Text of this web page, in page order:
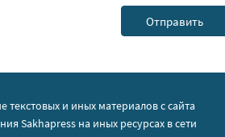
текстовых и иных материалов с сайта
Sakhapress на иных ресурсах в сети